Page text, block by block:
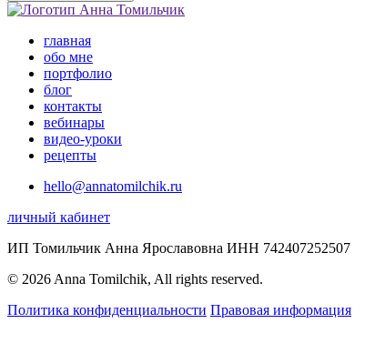
главная
обо мне
портфолио
блог
контакты
вебинары
видео-уроки
рецепты
hello@annatomilchik.ru
личный кабинет
ИП Томильчик Анна Ярославовна ИНН 742407252507
© 2026 Anna Tomilchik, All rights reserved.
Политика конфиденциальности Правовая информация